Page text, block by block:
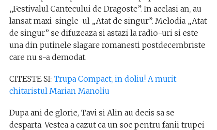
„Festivalul Cantecului de Dragoste”. In acelasi an, au
lansat maxi-single-ul „Atat de singur”. Melodia „Atat
de singur” se difuzeaza si astazi la radio-uri si este
una din putinele slagare romanesti postdecembriste
care nu s-a demodat.
CITESTE SI: Trupa Compact, in doliu! A murit
chitaristul Marian Manoliu
Dupa ani de glorie, Tavi si Alin au decis sa se
desparta. Vestea a cazut ca un soc pentru fanii trupei